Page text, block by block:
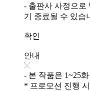
- 출판사 사정으로
기 종료될 수 있습
확인
안내
- 본 작품은 1~25
* 프로모션 진행